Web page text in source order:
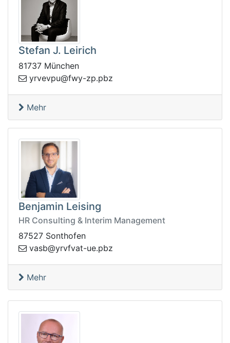
Stefan J. Leirich
81737 München
z
bp.pz-ywf@upvevry
Mehr
Benjamin Leising
HR Consulting & Interim Management
87527 Sonthofen
zbp
.eu-tavfvry@bsav
Mehr